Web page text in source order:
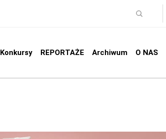
Konkursy REPORTAŻE Archiwum O NAS